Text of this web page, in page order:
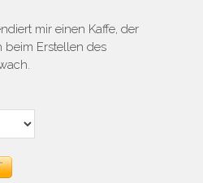
mir einen Kaffe, der
beim Erstellen des